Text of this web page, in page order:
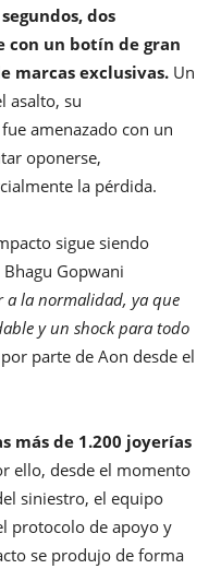
dos
con un botín de gran
marcas exclusivas. Un
asalto, su
amenazado con un
oponerse,
la pérdida.
sigue siendo
Gopwani
a la normalidad, ya que
y un shock para todo
parte de Aon desde el
más de 1.200 joyerías
ello, desde el momento
siniestro, el equipo
protocolo de apoyo y
se produjo de forma